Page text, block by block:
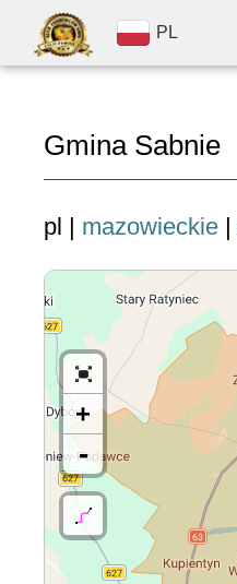
PL
Gmina Sabnie
pl | mazowieckie |
+
-